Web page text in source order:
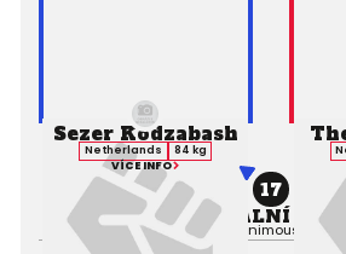
Sezer Kodzabash
Netherlands
84 kg
VÍCE INFO
17
PROFESIONÁLNÍ
Výsledek:Decision (Unanimous), 2.